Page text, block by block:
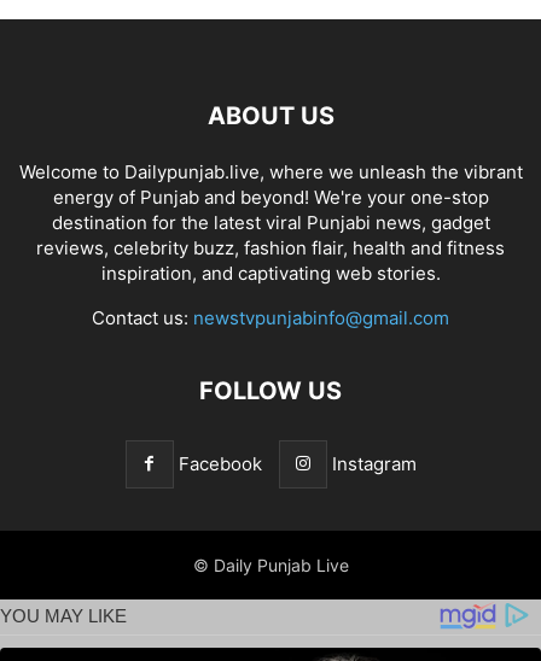
ABOUT US
Welcome to Dailypunjab.live, where we unleash the vibrant
energy of Punjab and beyond! We're your one-stop
destination for the latest viral Punjabi news, gadget
reviews, celebrity buzz, fashion flair, health and fitness
inspiration, and captivating web stories.
Contact us: newstvpunjabinfo@gmail.com
FOLLOW US
Facebook Instagram
© Daily Punjab Live